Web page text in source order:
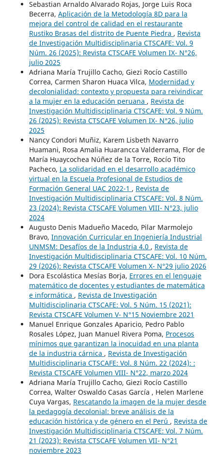
Sebastian Arnaldo Alvarado Rojas, Jorge Luis Roca
Becerra, Aplicación de la Metodología 8D para la
mejora del control de calidad en el restaurante
Rustiko Brasas del distrito de Puente Piedra , Revista
de Investigación Multidisciplinaria CTSCAFE: Vol. 9
Núm. 26 (2025): Revista CTSCAFE Volumen IX- N°26,
julio 2025
Adriana María Trujillo Cacho, Giezi Rocío Castillo
Correa, Carmen Sharon Huaca Vilca, Modernidad y
decolonialidad: contexto y propuesta para reivindicar
a la mujer en la educación peruana , Revista de
Investigación Multidisciplinaria CTSCAFE: Vol. 9 Núm.
26 (2025): Revista CTSCAFE Volumen IX- N°26, julio
2025
Nancy Condori Muñiz, Karem Lisbeth Navarro
Huamani, Rosa Amalia Huarancca Valderrama, Flor de
María Huaycochea Núñez de la Torre, Rocío Tito
Pacheco, La solidaridad en el desarrollo académico
virtual en la Escuela Profesional de Estudios de
Formación General UAC 2022-1 , Revista de
Investigación Multidisciplinaria CTSCAFE: Vol. 8 Núm.
23 (2024): Revista CTSCAFE Volumen VIII- N°23, julio
2024
Augusto Denis Madueño Macedo, Pilar Marmolejo
Bravo, Innovación Curricular en Ingeniería Industrial
UNMSM: Desafíos de la Industria 4.0 , Revista de
Investigación Multidisciplinaria CTSCAFE: Vol. 10 Núm.
29 (2026): Revista CTSCAFE Volumen X- N°29 julio 2026
Dora Escolástica Mesías Borja, Errores en el lenguaje
matemático de docentes y estudiantes de matemática
e informática , Revista de Investigación
Multidisciplinaria CTSCAFE: Vol. 5 Núm. 15 (2021):
Revista CTSCAFE Volumen V- N°15 Noviembre 2021
Manuel Enrique Gonzales Aparicio, Pedro Pablo
Rosales López, Juan Manuel Rivera Poma, Procesos
mínimos que garantizan la inocuidad en una planta
de la industria cárnica , Revista de Investigación
Multidisciplinaria CTSCAFE: Vol. 8 Núm. 22 (2024): :
Revista CTSCAFE Volumen VIII- N°22, marzo 2024
Adriana María Trujillo Cacho, Giezi Rocío Castillo
Correa, Walter Oswaldo Casas García , Helen Marlene
Cuya Vargas, Rescatando la imagen de la mujer desde
la pedagogía decolonial: breve análisis de la
educación histórica y de género en el Perú , Revista de
Investigación Multidisciplinaria CTSCAFE: Vol. 7 Núm.
21 (2023): Revista CTSCAFE Volumen VII- N°21
noviembre 2023